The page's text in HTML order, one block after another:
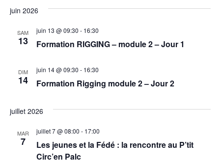
juin 2026
SAM
13 Formation RIGGING – module 2 – Jour 1
juin 13 @ 09:30 - 16:30
DIM
14 Formation Rigging module 2 – Jour 2
juin 14 @ 09:30 - 16:30
juillet 2026
MAR
7
Les jeunes et la Fédé : la rencontre au P’tit
Circ’en Palc
juillet 7 @ 08:00 - 17:00